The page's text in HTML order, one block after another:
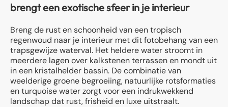
brengt een exotische sfeer in je interieur
Breng de rust en schoonheid van een tropisch
regenwoud naar je interieur met dit fotobehang van een
trapsgewijze waterval. Het heldere water stroomt in
meerdere lagen over kalkstenen terrassen en mondt uit
in een kristalhelder bassin. De combinatie van
weelderige groene begroeiing, natuurlijke rotsformaties
en turquoise water zorgt voor een indrukwekkend
landschap dat rust, frisheid en luxe uitstraalt.